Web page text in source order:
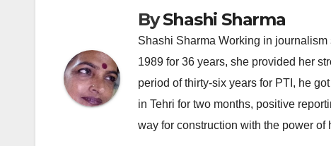
ByShashi Sharma
Shashi Sharma Working in
1989 for 36 years, she provided her
period of thirty-six years for PTI, he
in Tehri for two months, positive
way for construction with the power of